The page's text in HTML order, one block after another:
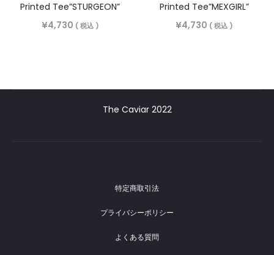
Printed Tee”STURGEON”
¥4,730 ( 税込 )
Printed Tee”MEXGIRL”
¥4,730 ( 税込 )
The Caviar 2022
特定商取引法
プライバシーポリシー
よくある質問